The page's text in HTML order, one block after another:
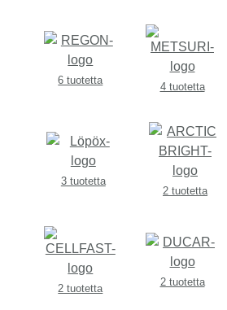
6 tuotetta
4 tuotetta
3 tuotetta
2 tuotetta
2 tuotetta
2 tuotetta